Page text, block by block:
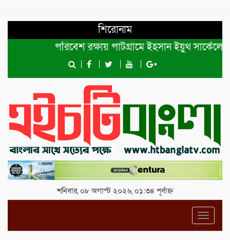
শিরোনাম
পরিবেশ রক্ষায় পাটগ্রামে ইহসান ইয়ুথ সার্কেলের
শনিবার, ০৮ অগাস্ট ২০২৬, ০১:৩৪ পূর্বাহ্ন